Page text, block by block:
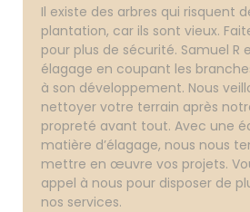
Il existe des arbres qui risquent
plantation, car ils sont vieux.
pour plus de sécurité. Samuel R
élagage en coupant les
à son développement. Nous
nettoyer votre terrain après
propreté avant tout. Avec une
matière d’élagage, nous nous
mettre en œuvre vos projets.
appel à nous pour disposer de
nos services.